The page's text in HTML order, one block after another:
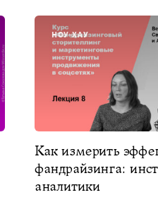
НОУ-ХАУ
Как измерить
фандрайзинга:
аналитики